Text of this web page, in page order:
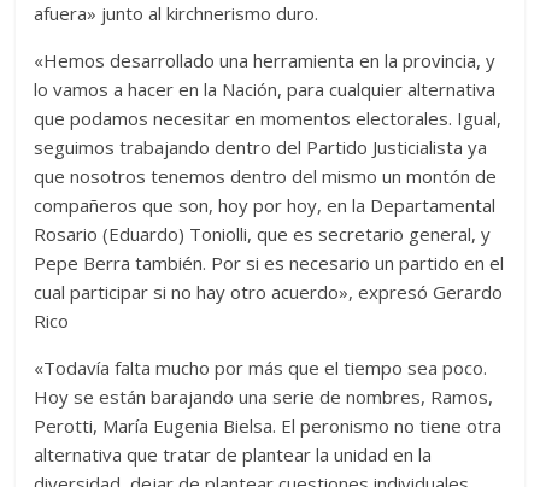
afuera» junto al kirchnerismo duro.
«Hemos desarrollado una herramienta en la provincia, y
lo vamos a hacer en la Nación, para cualquier alternativa
que podamos necesitar en momentos electorales. Igual,
seguimos trabajando dentro del Partido Justicialista ya
que nosotros tenemos dentro del mismo un montón de
compañeros que son, hoy por hoy, en la Departamental
Rosario (Eduardo) Toniolli, que es secretario general, y
Pepe Berra también. Por si es necesario un partido en el
cual participar si no hay otro acuerdo», expresó Gerardo
Rico
«Todavía falta mucho por más que el tiempo sea poco.
Hoy se están barajando una serie de nombres, Ramos,
Perotti, María Eugenia Bielsa. El peronismo no tiene otra
alternativa que tratar de plantear la unidad en la